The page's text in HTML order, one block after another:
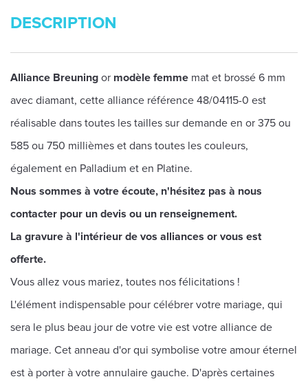
DESCRIPTION
Alliance Breuning or modèle femme mat et brossé 6 mm
avec diamant, cette alliance référence 48/04115-0 est
réalisable dans toutes les tailles sur demande en or 375 ou
585 ou 750 millièmes et dans toutes les couleurs,
également en Palladium et en Platine.
Nous sommes à votre écoute, n'hésitez pas à nous
contacter pour un devis ou un renseignement.
La gravure à l'intérieur de vos alliances or vous est
offerte.
Vous allez vous mariez, toutes nos félicitations !
L'élément indispensable pour célébrer votre mariage, qui
sera le plus beau jour de votre vie est votre alliance de
mariage. Cet anneau d'or qui symbolise votre amour éternel
est à porter à votre annulaire gauche. D'après certaines